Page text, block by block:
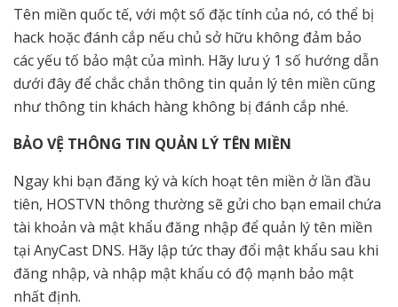
Tên miền quốc tế, với một số đặc tính của nó, có thể bị
hack hoặc đánh cắp nếu chủ sở hữu không đảm bảo
các yếu tố bảo mật của mình. Hãy lưu ý 1 số hướng dẫn
dưới đây để chắc chắn thông tin quản lý tên miền cũng
như thông tin khách hàng không bị đánh cắp nhé.
BẢO VỆ THÔNG TIN QUẢN LÝ TÊN MIỀN
Ngay khi bạn đăng ký và kích hoạt tên miền ở lần đầu
tiên, HOSTVN thông thường sẽ gửi cho bạn email chứa
tài khoản và mật khẩu đăng nhập để quản lý tên miền
tại AnyCast DNS. Hãy lập tức thay đổi mật khẩu sau khi
đăng nhập, và nhập mật khẩu có độ mạnh bảo mật
nhất định.